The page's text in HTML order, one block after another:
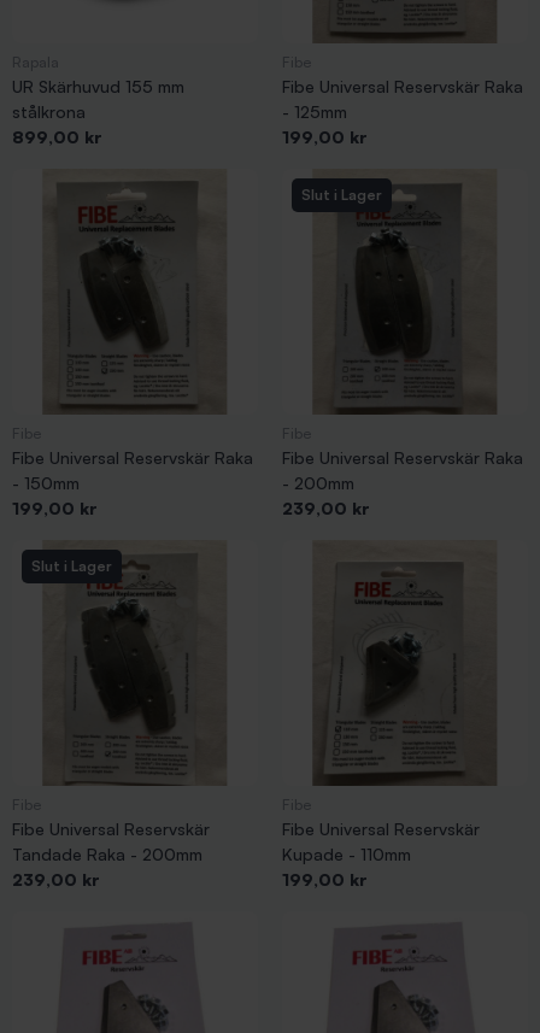
UR Skärhuvud 155 mm
stålkrona
Pris
899,00 kr
Fibe Universal Reservskär Raka
- 125mm
Pris
199,00 kr
Fibe Universal Reservskär Raka
- 150mm
Pris
199,00 kr
Slut i Lager
Fibe Universal Reservskär Raka
- 200mm
Pris
239,00 kr
Slut i Lager
Fibe Universal Reservskär
Tandade Raka - 200mm
Pris
239,00 kr
Fibe Universal Reservskär
Kupade - 110mm
Pris
199,00 kr